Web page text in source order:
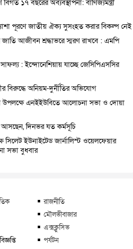
১৭ বছরের অব্যবস্থাপনা: বাণিজ্যমন্ত্রী
পূরণে জাতীয় ঐক্য সুসংহত করার বিকল্প নেই
আজীবন শ্রদ্ধাভরে স্মরণ রাখবে : এমপি
: ইন্দোনেশিয়ায় যাচ্ছে জেসিপিএসসির
বিরুদ্ধে অনিয়ম-দুর্নীতির অভিযোগ
উপলক্ষে এনইইউবিতে আলোচনা সভা ও দোয়া
আসছেন, দিনভর যত কর্মসূচি
সিলেট ইউনাইটেড জার্নালিস্ট ওয়েলফেয়ার
সভা বুধবার
রাজনীতি
মৌলভীবাজার
এক্সক্লুসিভ
পর্যটন